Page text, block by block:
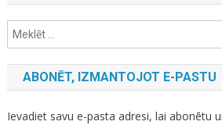
ABONĒT, IZMANTOJOT E-PASTU
Ievadiet savu e-pasta adresi, lai abonētu